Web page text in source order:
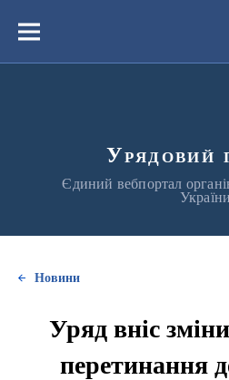
вмістуМеню
Урядовий
Єдиний вебпортал
України
Новини
Уряд вніс
перетинання